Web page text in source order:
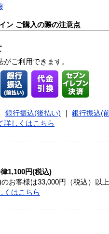
ン ご購入の際の注意点
ご利用できます。
銀行振込(後払い) 銀行振込(
詳しくはこちら
1,100円(税込)
お客様は33,000円（税込）以
くはこちら